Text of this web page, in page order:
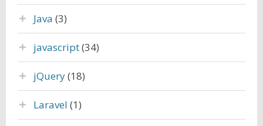
Java (3)
javascript(34)
jQuery(18)
Laravel (1)